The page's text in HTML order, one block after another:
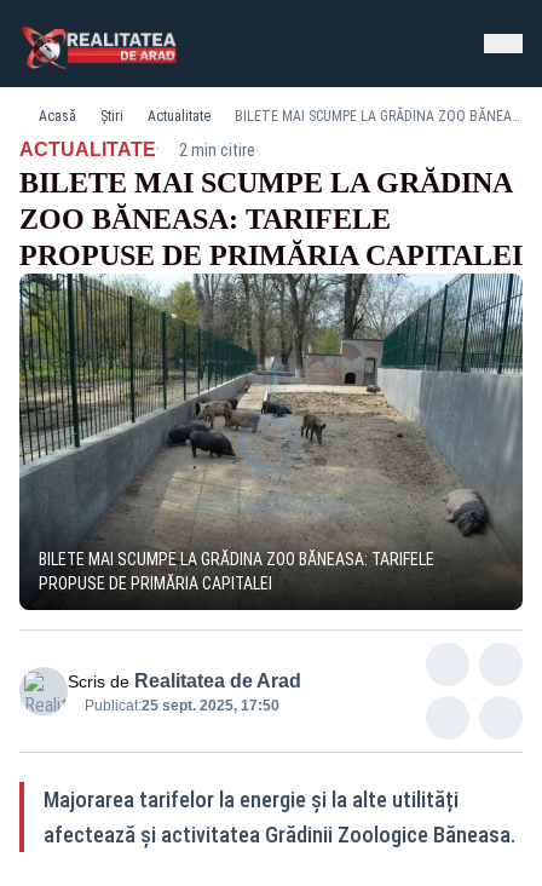
Acasă Știri Actualitate BILETE MAI SCUMPE LA GRĂDINA ZOO BĂNEASA: TARIFELE PROPUSE DE PRIMĂRIA CAPITALEI
ACTUALITATE· 2 min citire
BILETE MAI SCUMPE LA GRĂDINA
ZOO BĂNEASA: TARIFELE
PROPUSE DE PRIMĂRIA CAPITALEI
BILETE MAI SCUMPE LA GRĂDINA ZOO BĂNEASA: TARIFELE
PROPUSE DE PRIMĂRIA CAPITALEI
Scris de Realitatea de Arad
Publicat:25 sept. 2025, 17:50
Majorarea tarifelor la energie și la alte utilități
afectează și activitatea Grădinii Zoologice Băneasa.